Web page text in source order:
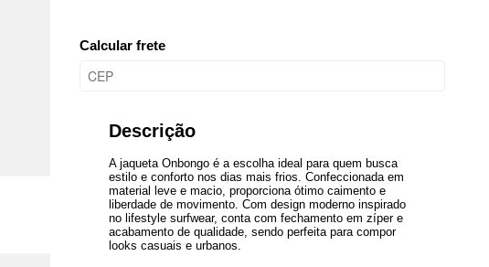
Calcular frete
Descrição
A jaqueta Onbongo é a escolha ideal para quem busca
estilo e conforto nos dias mais frios. Confeccionada em
material leve e macio, proporciona ótimo caimento e
liberdade de movimento. Com design moderno inspirado
no lifestyle surfwear, conta com fechamento em zíper e
acabamento de qualidade, sendo perfeita para compor
looks casuais e urbanos.